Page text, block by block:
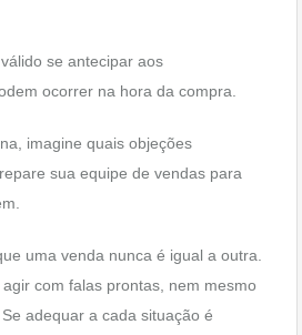
se antecipar aos
ocorrer na hora da compra.
imagine quais objeções
sua equipe de vendas para
uma venda nunca é igual a outra.
com falas prontas, nem mesmo
adequar a cada situação é